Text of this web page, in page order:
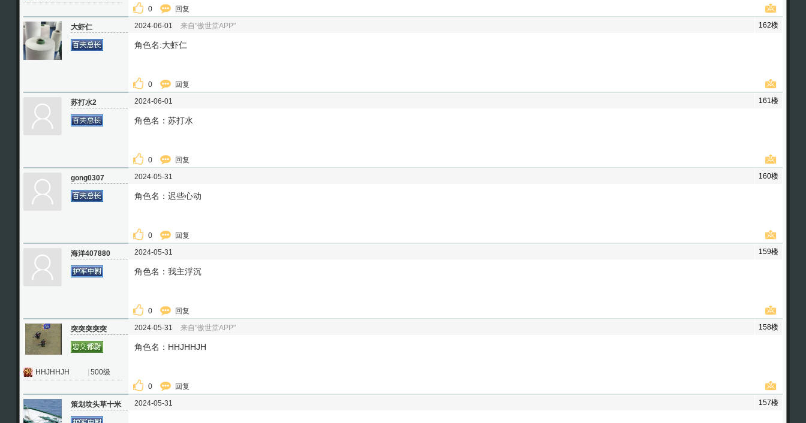
0 回复
大虾仁 162楼
2024-06-01 来自"傲世堂APP"
角色名:大虾仁
0 回复
苏打水2 161楼
2024-06-01
角色名：苏打水
0 回复
gong0307 160楼
2024-05-31
角色名：迟些心动
0 回复
海洋407880 159楼
2024-05-31
角色名：我主浮沉
0 回复
突突突突突
HHJHHJH 500级
158楼
2024-05-31 来自"傲世堂APP"
角色名：HHJHHJH
0 回复
策划坟头草十米 157楼
2024-05-31